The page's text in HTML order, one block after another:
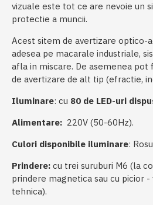
vizuale este tot ce are nevoie un
protectie a muncii.
Acest sitem de avertizare optico-
adesea pe macarale industriale,
afla in miscare. De asemenea
de avertizare de alt tip (efractie,
Iluminare: cu 80 de LED-uri
Alimentare: 220V (50-60Hz).
Culori disponibile iluminare:
Prindere: cu trei suruburi M6 (la
prindere magnetica sau cu picior
tehnica).